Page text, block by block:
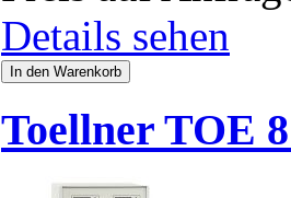
Details sehen
Toellner TOE